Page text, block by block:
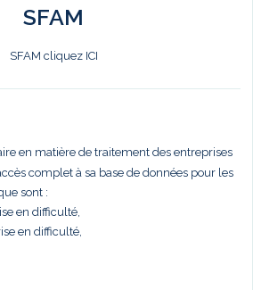
SFAM
SFAM cliquez ICI
en matière de traitement des entreprises
complet à sa base de données pour les
sont :
en difficulté,
en difficulté,